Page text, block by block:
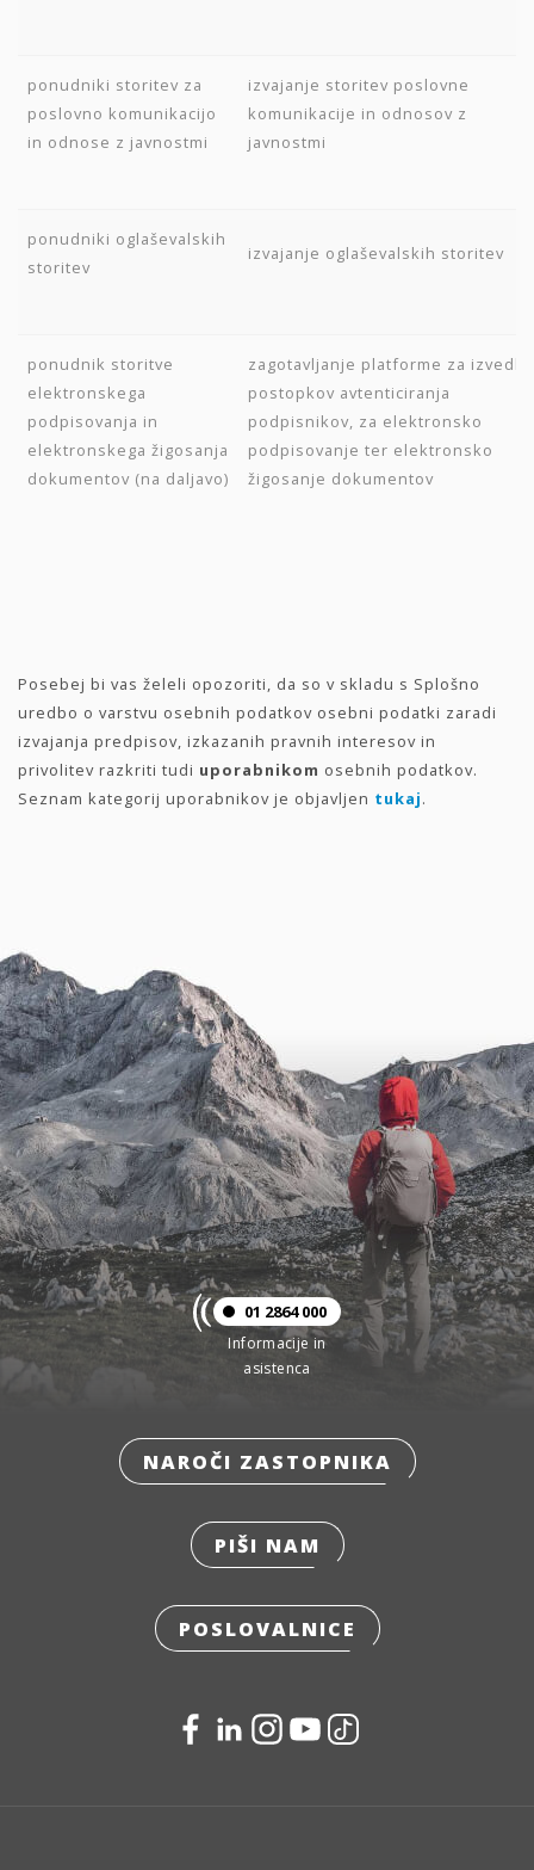
ponudniki storitev za
poslovno komunikacijo
in odnose z javnostmi
izvajanje storitev poslovne
komunikacije in odnosov z
javnostmi
ponudniki oglaševalskih
storitev
izvajanje oglaševalskih storitev
ponudnik storitve
elektronskega
podpisovanja in
elektronskega žigosanja
dokumentov (na daljavo)
zagotavljanje platforme za
postopkov avtenticiranja
podpisnikov, za elektronsko
podpisovanje ter elektronsko
žigosanje dokumentov
Posebej bi vas želeli opozoriti, da so v skladu s Splošno
uredbo o varstvu osebnih podatkov osebni podatki zaradi
izvajanja predpisov, izkazanih pravnih interesov in
privolitev razkriti tudi uporabnikom osebnih podatkov.
Seznam kategorij uporabnikov je objavljen tukaj.
01 2864 000
Informacije in
asistenca
NAROČI ZASTOPNIKA
PIŠI NAM
POSLOVALNICE